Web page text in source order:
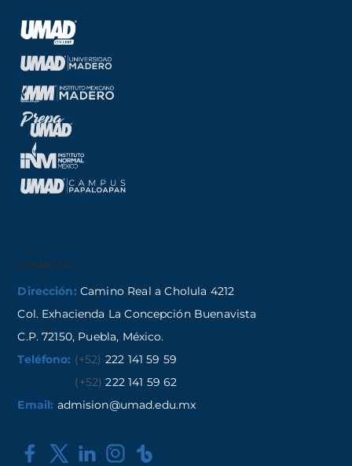
Contacto
Dirección: Camino Real a Cholula 4212
Col. Exhacienda La Concepción Buenavista
C.P. 72150, Puebla, México.
Teléfono: (+52) 222 141 59 59
(+52) 222 141 59 62
Email: admision@umad.edu.mx